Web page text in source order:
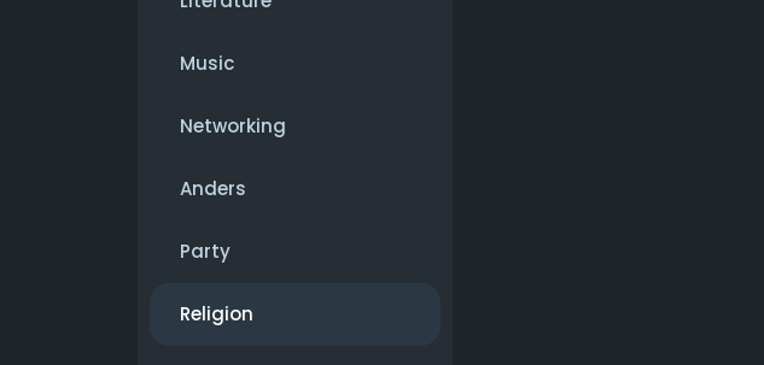
Music
Networking
Anders
Party
Religion